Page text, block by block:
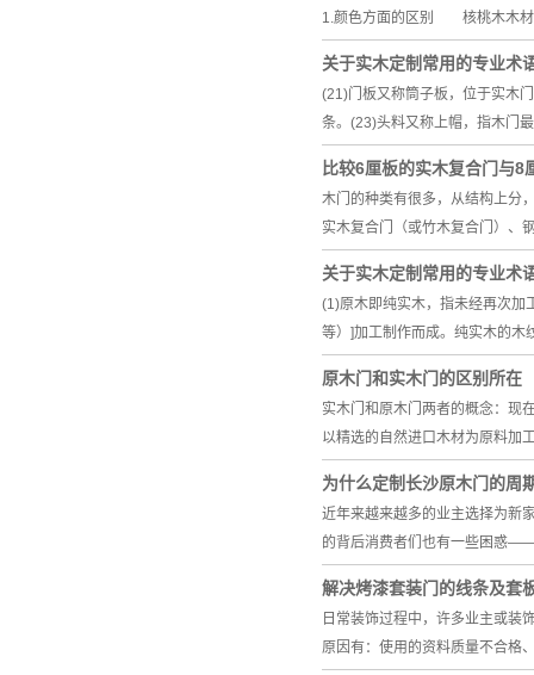
1.颜色方面的区别 核桃木木材
关于实木定制常用的专业术
(21)门板又称筒子板，位于实木
条。(23)头料又称上帽，指木门
比较6厘板的实木复合门与8
木门的种类有很多，从结构上分
实木复合门（或竹木复合门）、
关于实木定制常用的专业术
(1)原木即纯实木，指未经再次加
等）]加工制作而成。纯实木的木
原木门和实木门的区别所在
实木门和原木门两者的概念：现
以精选的自然进口木材为原料加
为什么定制长沙原木门的周
近年来越来越多的业主选择为新
的背后消费者们也有一些困惑
解决烤漆套装门的线条及套
日常装饰过程中，许多业主或装
原因有：使用的资料质量不合格